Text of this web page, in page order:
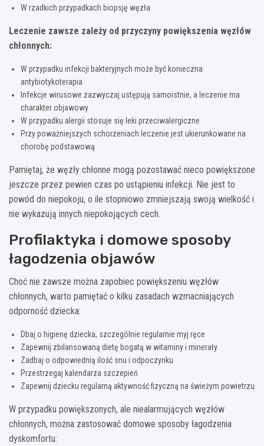
W rzadkich przypadkach biopsję węzła
Leczenie zawsze zależy od przyczyny powiększenia węzłów
chłonnych:
W przypadku infekcji bakteryjnych może być konieczna
antybiotykoterapia
Infekcje wirusowe zazwyczaj ustępują samoistnie, a leczenie ma
charakter objawowy
W przypadku alergii stosuje się leki przeciwalergiczne
Przy poważniejszych schorzeniach leczenie jest ukierunkowane na
chorobę podstawową
Pamiętaj, że węzły chłonne mogą pozostawać nieco powiększone
jeszcze przez pewien czas po ustąpieniu infekcji. Nie jest to
powód do niepokoju, o ile stopniowo zmniejszają swoją wielkość i
nie wykazują innych niepokojących cech.
Profilaktyka i domowe sposoby
łagodzenia objawów
Choć nie zawsze można zapobiec powiększeniu węzłów
chłonnych, warto pamiętać o kilku zasadach wzmacniających
odporność dziecka:
Dbaj o higienę dziecka, szczególnie regularnie myj ręce
Zapewnij zbilansowaną dietę bogatą w witaminy i minerały
Zadbaj o odpowiednią ilość snu i odpoczynku
Przestrzegaj kalendarza szczepień
Zapewnij dziecku regularną aktywność fizyczną na świeżym powietrzu
W przypadku powiększonych, ale niealarmujących węzłów
chłonnych, można zastosować domowe sposoby łagodzenia
dyskomfortu: